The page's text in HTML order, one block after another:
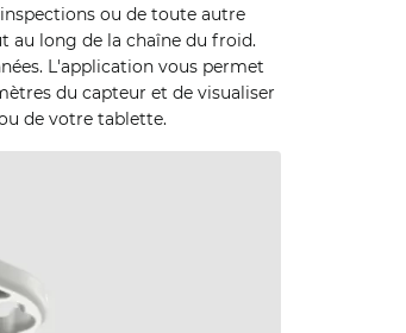
ou de toute autre
au long de la chaîne du froid.
L'application vous permet
du capteur et de visualiser
de votre tablette.